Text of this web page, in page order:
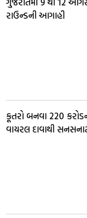
રાઉન્ડની આગાહી
કૂતરો બનવા 220
વાયરલ દાવાથી